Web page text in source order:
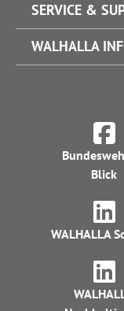
SERVICE &
WALHALLA
Blick
WALHALLA